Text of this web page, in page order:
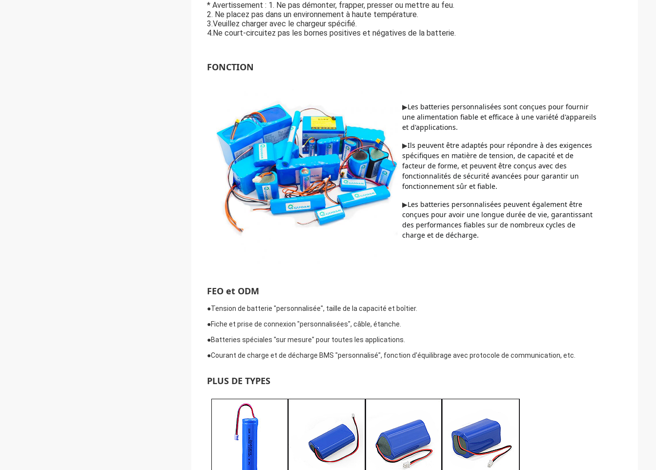
* Avertissement : 1. Ne pas démonter, frapper, presser ou mettre au feu.
2. Ne placez pas dans un environnement à haute température.
3.Veuillez charger avec le chargeur spécifié.
4.Ne court-circuitez pas les bornes positives et négatives de la batterie.
FONCTION
▶Les batteries personnalisées sont conçues pour fournir
une alimentation fiable et efficace à une variété d'appareils
et d'applications.
▶Ils peuvent être adaptés pour répondre à des exigences
spécifiques en matière de tension, de capacité et de
facteur de forme, et peuvent être conçus avec des
fonctionnalités de sécurité avancées pour garantir un
fonctionnement sûr et fiable.
▶Les batteries personnalisées peuvent également être
conçues pour avoir une longue durée de vie, garantissant
des performances fiables sur de nombreux cycles de
charge et de décharge.
FEO et ODM
●Tension de batterie "personnalisée", taille de la capacité et boîtier.
●Fiche et prise de connexion "personnalisées", câble, étanche.
●Batteries spéciales "sur mesure" pour toutes les applications.
●Courant de charge et de décharge BMS "personnalisé", fonction d'équilibrage avec protocole de communication, etc.
PLUS DE TYPES